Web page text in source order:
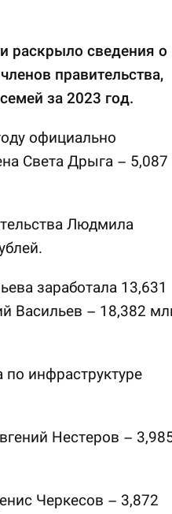
раскрыло сведения о
правительства,
за 2023 год.
официально
Света Дрыга – 5,087
Людмила
заработала 13,631
Васильев – 18,382
по инфраструктуре
Нестеров –
Черкесов – 3,872